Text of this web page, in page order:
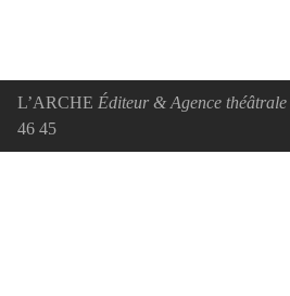
L’ARCHE Éditeur & Agence théâtrale
46 45